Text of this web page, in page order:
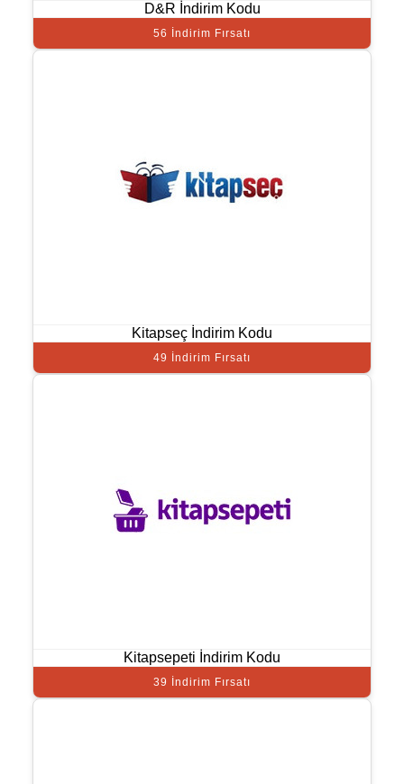
D&R İndirim Kodu
56 İndirim Fırsatı
Kitapseç İndirim Kodu
49 İndirim Fırsatı
Kitapsepeti İndirim Kodu
39 İndirim Fırsatı